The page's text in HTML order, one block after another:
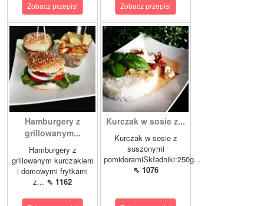
Zobacz przepis! Zobacz przepis!
Hamburgery z
grillowanym...
Hamburgery z
grillowanym kurczakiem
i domowymi frytkami
z... ⇖ 1162
Kurczak w sosie z...
Kurczak w sosie z
suszonymi
pomidoramiSkładniki:250g...
⇖ 1076